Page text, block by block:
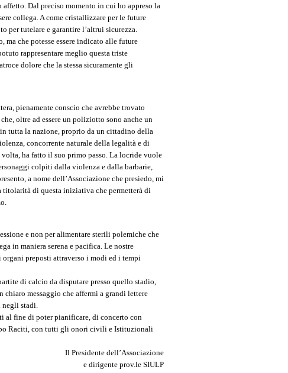
Dal preciso momento in cui ho appreso la
collega. A come cristallizzare per le future
per tutelare e garantire l’altrui sicurezza.
che potesse essere indicato alle future
rappresentare meglio questa triste
dolore che la stessa sicuramente gli
pienamente conscio che avrebbe trovato
oltre ad essere un poliziotto sono anche un
tutta la nazione, proprio da un cittadino della
concorrente naturale della legalità e di
ha fatto il suo primo passo. La locride vuole
colpiti dalla violenza e dalla barbarie,
a nome dell’Associazione che presiedo, mi
di questa iniziativa che permetterà di
e non per alimentare sterili polemiche che
in maniera serena e pacifica. Le nostre
preposti attraverso i modi ed i tempi
di calcio da disputare presso quello stadio,
messaggio che affermi a grandi lettere
negli stadi.
al fine di poter pianificare, di concerto con
Raciti, con tutti gli onori civili e Istituzionali
Il Presidente dell’Associazione
e dirigente prov.le SIULP